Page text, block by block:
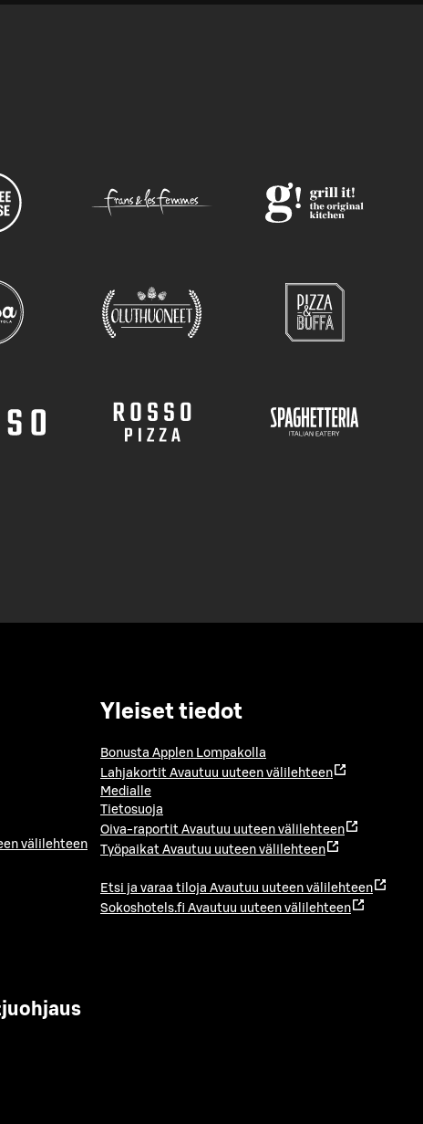
välilehteen
Yleiset tiedot
Bonusta Applen Lompakolla
Lahjakortit Avautuu uuteen välilehteen
Medialle
Tietosuoja
Oiva-raportit Avautuu uuteen välilehteen
Työpaikat Avautuu uuteen välilehteen
Etsi ja varaa tiloja Avautuu uuteen välilehteen
Sokoshotels.fi Avautuu uuteen välilehteen